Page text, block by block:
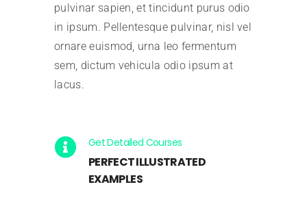
pulvinar sapien, et tincidunt purus odio
in ipsum. Pellentesque pulvinar, nisl vel
ornare euismod, urna leo fermentum
sem, dictum vehicula odio ipsum at
lacus.
Get Detailed Courses
PERFECT ILLUSTRATED
EXAMPLES